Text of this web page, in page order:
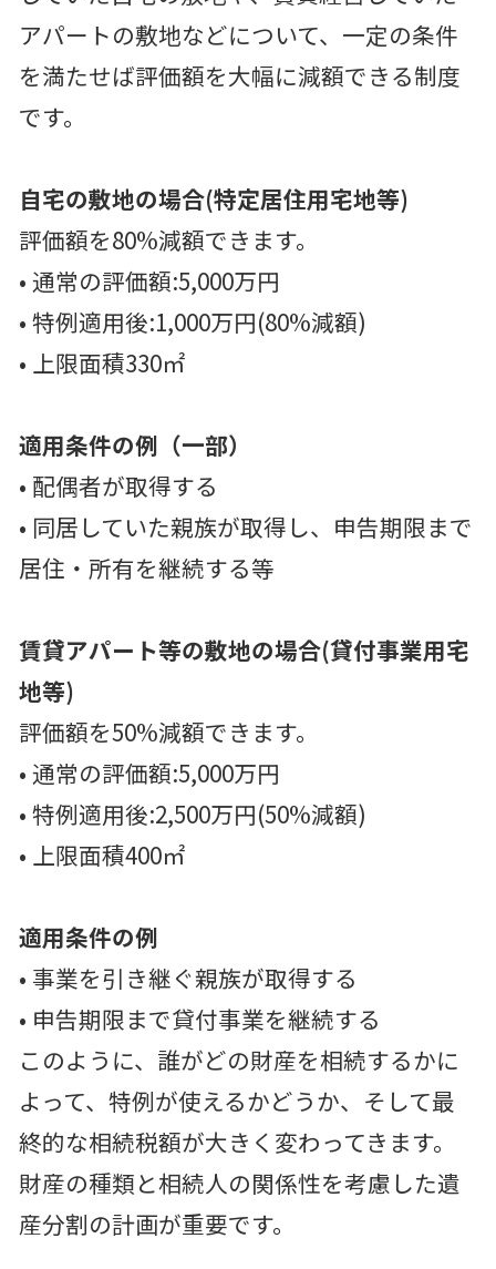
アパートの敷地などについて、一定の条件
を満たせば評価額を大幅に減額できる制度
です。
自宅の敷地の場合(特定居住用宅地等)
評価額を80%減額できます。
• 通常の評価額:5,000万円
• 特例適用後:1,000万円(80%減額)
• 上限面積330㎡
適用条件の例（一部）
• 配偶者が取得する
• 同居していた親族が取得し、申告期限まで
居住・所有を継続する等
賃貸アパート等の敷地の場合(貸付事業用宅
地等)
評価額を50%減額できます。
• 通常の評価額:5,000万円
• 特例適用後:2,500万円(50%減額)
• 上限面積400㎡
適用条件の例
• 事業を引き継ぐ親族が取得する
• 申告期限まで貸付事業を継続する
このように、誰がどの財産を相続するかに
よって、特例が使えるかどうか、そして最
終的な相続税額が大きく変わってきます。
財産の種類と相続人の関係性を考慮した遺
産分割の計画が重要です。